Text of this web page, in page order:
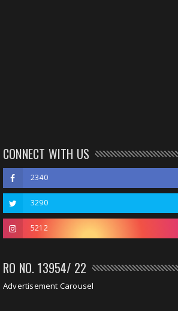
CONNECT WITH US
2340
3290
5212
RO NO. 13954/ 22
Advertisement Carousel